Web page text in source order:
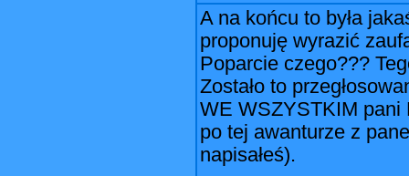
A na końcu to była
proponuję wyrazić
Poparcie czego???
Zostało to
WE WSZYSTKIM pani
po tej awanturze z
napisałeś).